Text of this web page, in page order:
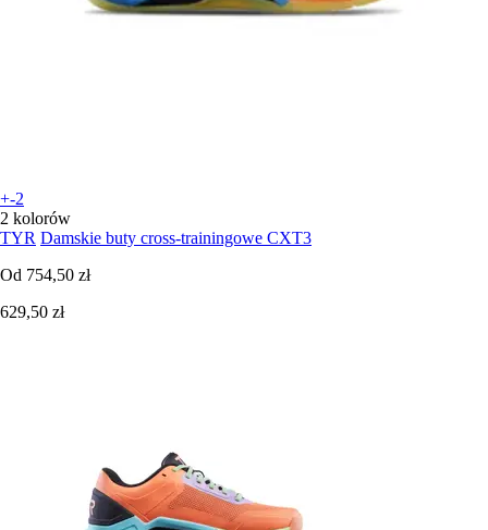
+-2
2 kolorów
TYR Damskie buty cross-trainingowe CXT3
Od 754,50 zł
629,50 zł